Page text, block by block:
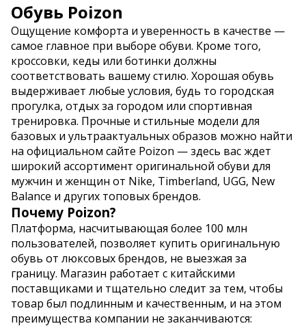
Обувь Poizon
Ощущение комфорта и уверенность в качестве —
самое главное при выборе обуви. Кроме того,
кроссовки, кеды или ботинки должны
соответствовать вашему стилю. Хорошая обувь
выдерживает любые условия, будь то городская
прогулка, отдых за городом или спортивная
тренировка. Прочные и стильные модели для
базовых и ультраактуальных образов можно найти
на официальном сайте Poizon — здесь вас ждет
широкий ассортимент оригинальной обуви для
мужчин и женщин от Nike, Timberland, UGG, New
Balance и других топовых брендов.
Почему Poizon?
Платформа, насчитывающая более 100 млн
пользователей, позволяет купить оригинальную
обувь от люксовых брендов, не выезжая за
границу. Магазин работает с китайскими
поставщиками и тщательно следит за тем, чтобы
товар был подлинным и качественным, и на этом
преимущества компании не заканчиваются: